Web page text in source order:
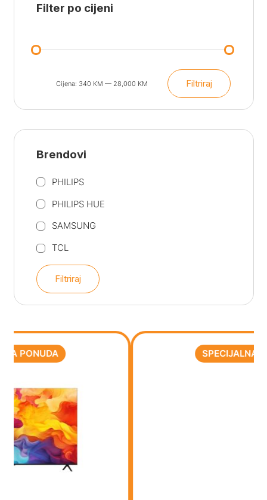
Filter po cijeni
Min
cijena
Maks
cijena
Filtriraj
Cijena: 340 KM — 28,000 KM
Brendovi
PHILIPS
PHILIPS HUE
SAMSUNG
TCL
Filtriraj